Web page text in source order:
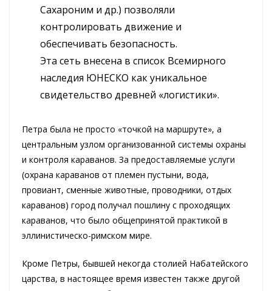
Сахароним и др.) позволяли
контролировать движение и
обеспечивать безопасность.
Эта сеть внесена в список Всемирного
наследия ЮНЕСКО как уникальное
свидетельство древней «логистики».
Петра была не просто «точкой на маршруте», а
центральным узлом организованной системы охраны
и контроля караванов. За предоставляемые услуги
(охрана караванов от племен пустыни, вода,
провиант, сменные животные, проводники, отдых
караванов) город получал пошлину с проходящих
караванов, что было общепринятой практикой в
эллинистическо-римском мире.
Кроме Петры, бывшей некогда столией Набатейского
царства, в настоящее время известен также другой